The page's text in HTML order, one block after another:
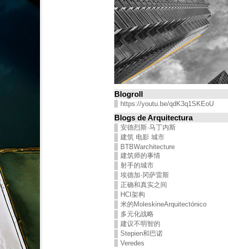
Blogroll
https://youtu.be/qdK3q1SKEoU
Blogs de Arquitectura
安德烈斯·马丁内斯
建筑 电影 城市
BTBWarchitecture
建筑师的事情
射手的城市
埃德加·冈萨雷斯
正确和真实之间
HCI架构
米的MoleskineArquitectónico
多元化战略
建议不明智的
Stepien和巴诺
Veredes